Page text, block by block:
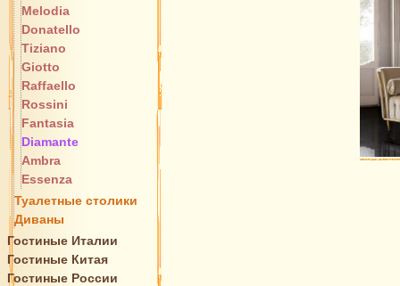
Melodia
Donatello
Tiziano
Giotto
Raffaello
Rossini
Fantasia
Diamante
Ambra
Essenza
Туалетные столики
Диваны
Гостиные Италии
Гостиные Китая
Гостиные России